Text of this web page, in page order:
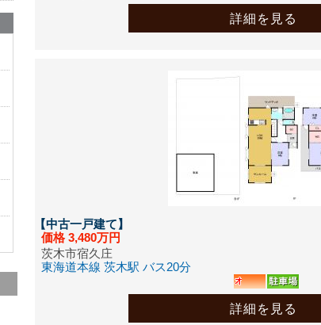
用物件（中古マンション） １件登録しました。
用物件（中古戸建） １件登録しました。
用物件（新築戸建） １件登録しました。
会員専 用物件（中古戸建） １件登録しました。
2026/06/22
用物件（中古戸建） １件登録しました。
詳細を見る
【中古一戸建て】
価格3,480万円
茨木市宿久庄
東海道本線 茨木駅 バス20分
詳細を見る